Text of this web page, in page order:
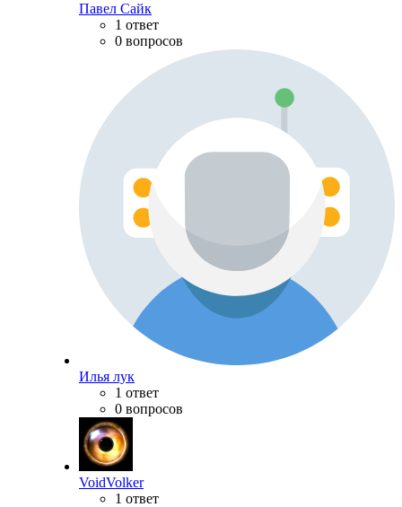
Павел Сайк
1 ответ
0 вопросов
Илья лук
1 ответ
0 вопросов
VoidVolker
1 ответ